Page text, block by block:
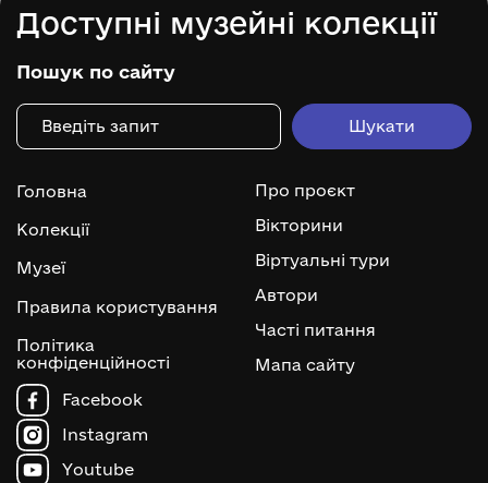
Доступні музейні колекції
Пошук по сайту
Головна
Колекції
Музеї
Правила користування
Політика
конфіденційності
Про проєкт
Вікторини
Віртуальні тури
Автори
Часті питання
Мапа сайту
Facebook
Instagram
Youtube